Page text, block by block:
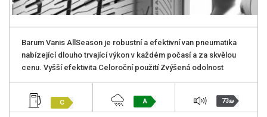
Barum Vanis AllSeason je robustní a efektivní van pneumatika
nabízející dlouho trvající výkon v každém počasí a za skvělou
cenu. Vyšší efektivita Celoroční použití Zvýšená odolnost
C A 73dB